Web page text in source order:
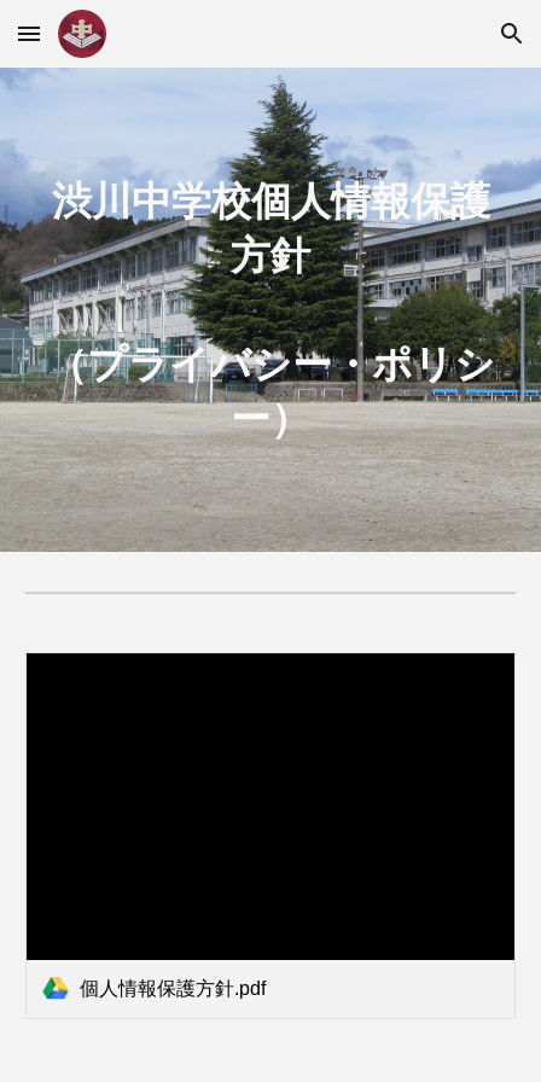
Skip to main content Skip to navigation
渋川中学校個人情報保護
方針
（プライバシー・ポリシ
ー）
個人情報保護方針.pdf